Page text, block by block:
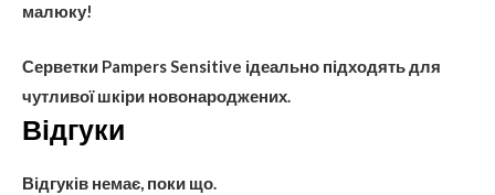
малюку!
Серветки Pampers Sensitive ідеально підходять для
чутливої шкіри новонароджених.
Відгуки
Відгуків немає, поки що.